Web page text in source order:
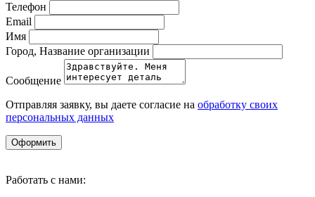
Телефон
Email
Имя
Город, Название организации
Сообщение
Отправляя заявку, вы даете согласие на обработку своих
персональных данных
Оформить
Работать с нами: